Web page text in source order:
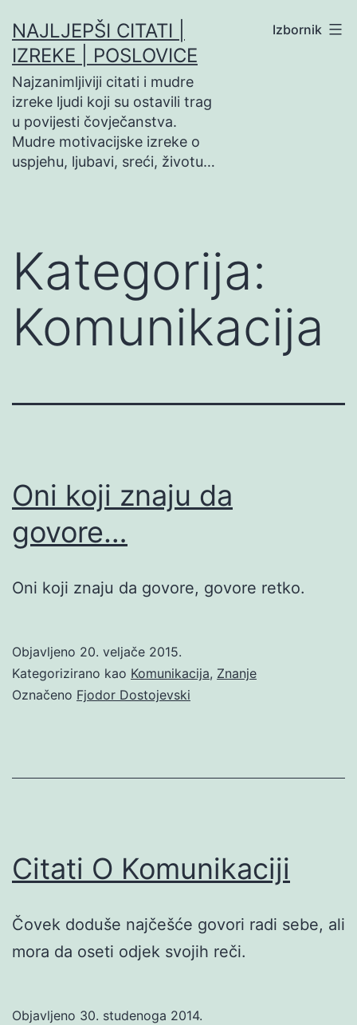
na
sadržaj
NAJLJEPŠI CITATI |
IZREKE | POSLOVICE
Najzanimljiviji citati i mudre
izreke ljudi koji su ostavili trag
u povijesti čovječanstva.
Mudre motivacijske izreke o
uspjehu, ljubavi, sreći, životu…
Izbornik
Kategorija:
Komunikacija
Oni koji znaju da
govore…
Oni koji znaju da govore, govore retko.
Objavljeno 20. veljače 2015.
Kategorizirano kao Komunikacija, Znanje
Označeno Fjodor Dostojevski
Citati O Komunikaciji
Čovek doduše najčešće govori radi sebe, ali
mora da oseti odjek svojih reči.
Objavljeno 30. studenoga 2014.